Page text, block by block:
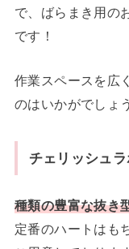
で、ばらまき用の
です！
作業スペースを広
のはいかがでしょ
チェリッシュ
種類の豊富な抜き
定番のハートはも